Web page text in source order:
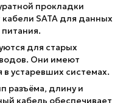
прокладки
SATA для данных
для старых
Они имеют
устаревших системах.
разъёма, длину и
кабель обеспечивает